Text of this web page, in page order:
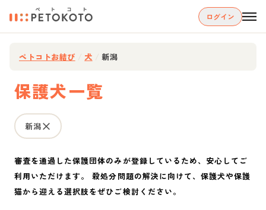
ログイン
ペトコトお結び 犬 新潟
保護犬一覧
新潟
審査を通過した保護団体のみが登録しているため、安心してご
利用いただけます。 殺処分問題の解決に向けて、保護犬や保護
猫から迎える選択肢をぜひご検討ください。